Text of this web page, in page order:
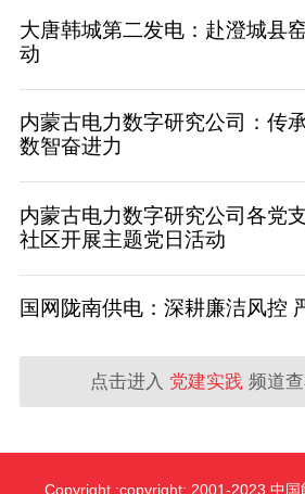
大唐韩城第二发电：赴澄城县
动
内蒙古电力数字研究公司：传
数智奋进力
内蒙古电力数字研究公司各党
社区开展主题党日活动
国网陇南供电：深耕廉洁风控
点击进入 党建实践 频道
Copyright :copyright: 2001-2023 中国